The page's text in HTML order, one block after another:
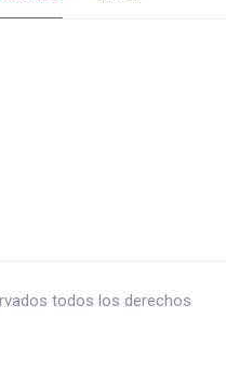
todos los derechos